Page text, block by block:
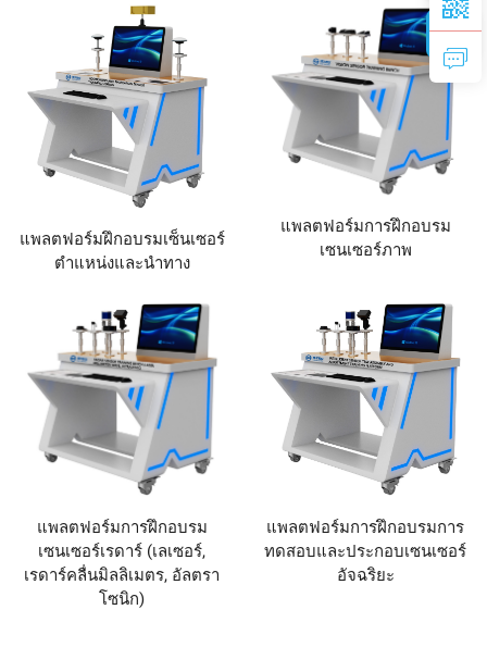
แพลตฟอร์มฝึกอบรมเซ็นเซอร์
ตำแหน่งและนำทาง
แพลตฟอร์มการฝึกอบรม
เซนเซอร์ภาพ
แพลตฟอร์มการฝึกอบรม
เซนเซอร์เรดาร์ (เลเซอร์,
เรดาร์คลื่นมิลลิเมตร, อัลตรา
โซนิก)
แพลตฟอร์มการฝึกอบรมการ
ทดสอบและประกอบเซนเซอร์
อัจฉริยะ